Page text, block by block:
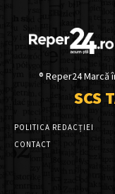
® Reper24
SCS
POLITICA REDACȚIEI
CONTACT